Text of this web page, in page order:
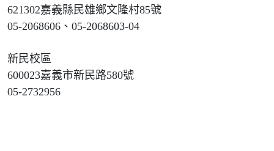
621302嘉義縣民雄鄉文隆村85號
05-2068606、05-2068603-04
新民校區
600023嘉義市新民路580號
05-2732956